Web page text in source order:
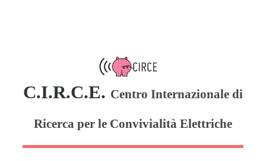
C.I.R.C.E. Centro Internazionale di
Ricerca per le Convivialità Elettriche